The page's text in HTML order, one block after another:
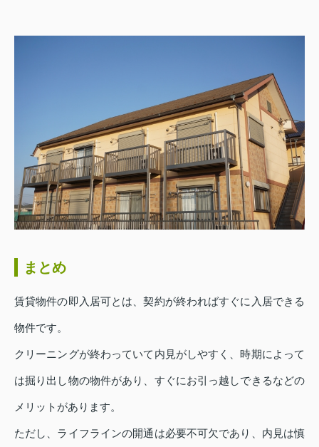
まとめ
賃貸物件の即入居可とは、契約が終わればすぐに入居できる
物件です。
クリーニングが終わっていて内見がしやすく、時期によって
は掘り出し物の物件があり、すぐにお引っ越しできるなどの
メリットがあります。
ただし、ライフラインの開通は必要不可欠であり、内見は慎